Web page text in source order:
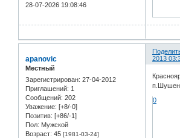
28-07-2026 19:08:46
2013
apanovic
Местный
Зарегистрирован: 27-04-2012
Приглашений: 1
Сообщений: 202
Уважение: [+8/-0]
Позитив: [+86/-1]
Пол: Мужской
Возраст: 45 [1981-03-24]
0